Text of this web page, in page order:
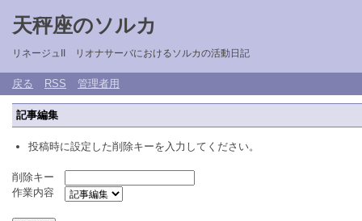
天秤座のソルカ
リネージュII リオナサーバにおけるソルカの活動日記
戻る RSS 管理者用
記事編集
投稿時に設定した削除キーを入力してください。
削除キー
作業内容